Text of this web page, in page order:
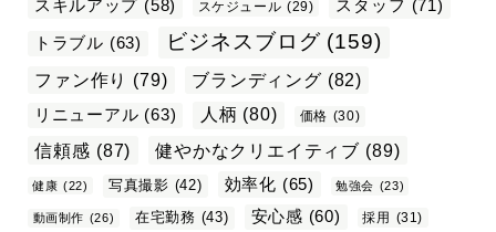
スキルアップ (58) スケジュール (29) スタッフ (71)
トラブル (63) ビジネスブログ (159)
ファン作り (79) ブランディング (82)
リニューアル (63) 人柄 (80) 価格 (30)
信頼感 (87) 健やかなクリエイティブ (89)
健康 (22) 写真撮影 (42) 効率化 (65) 勉強会 (23)
動画制作 (26) 在宅勤務 (43) 安心感 (60) 採用 (31)